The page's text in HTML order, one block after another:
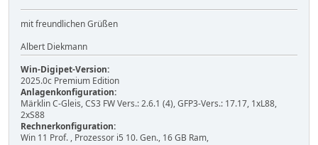
mit freundlichen Grüßen
Albert Diekmann
Win-Digipet-Version:
2025.0c Premium Edition
Anlagenkonfiguration:
Märklin C-Gleis, CS3 FW Vers.: 2.6.1 (4), GFP3-Vers.: 17.17, 1xL88,
2xS88
Rechnerkonfiguration:
Win 11 Prof. , Prozessor i5 10. Gen., 16 GB Ram,